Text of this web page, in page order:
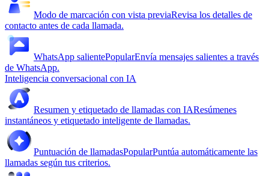
Modo de marcación con vista previaRevisa los detalles de
contacto antes de cada llamada.
WhatsApp salientePopularEnvía mensajes salientes a través
de WhatsApp.
Inteligencia conversacional con IA
Resumen y etiquetado de llamadas con IAResúmenes
instantáneos y etiquetado inteligente de llamadas.
Puntuación de llamadasPopularPuntúa automáticamente las
llamadas según tus criterios.